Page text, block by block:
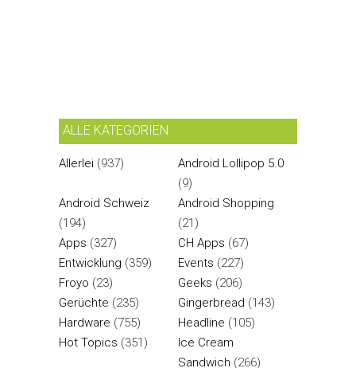
ALLE KATEGORIEN
Allerlei (937)
Android Lollipop 5.0
(9)
Android Schweiz
(194)
Android Shopping
(21)
Apps (327) CH Apps (67)
Entwicklung (359) Events (227)
Froyo (23) Geeks (206)
Gerüchte (235) Gingerbread (143)
Hardware (755) Headline (105)
Hot Topics (351)
Ice Cream
Sandwich (266)